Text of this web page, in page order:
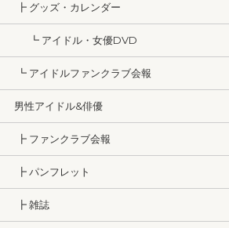
┣ グッズ・カレンダー
┗ アイドル・女優DVD
┗ アイドルファンクラブ会報
男性アイドル&俳優
┣ ファンクラブ会報
┣ パンフレット
┣ 雑誌